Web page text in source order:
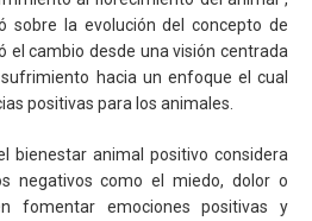
sobre la evolución del concepto de
el cambio desde una visión centrada
hacia un enfoque el cual
positivas para los animales.
bienestar animal positivo considera
negativos como el miedo, dolor o
fomentar emociones positivas y